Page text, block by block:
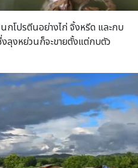
โปรตีนอย่างไก่ จิ้งหรีด และกบ
งหย่วนก็จะขายตั้งแต่กบตัว